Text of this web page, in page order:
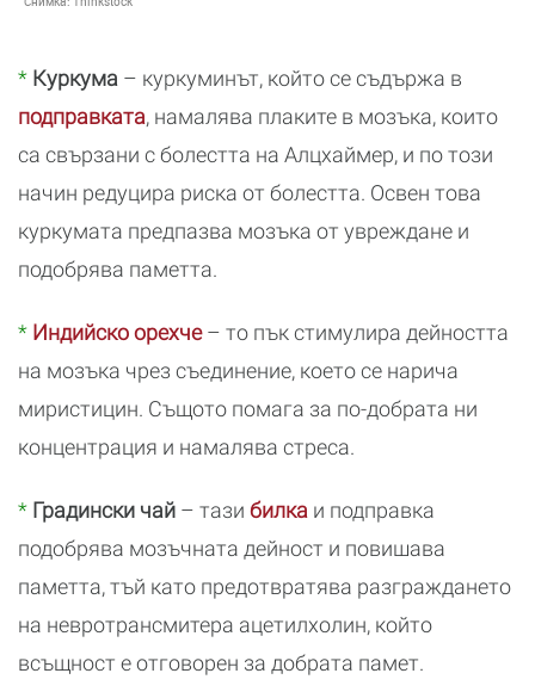
* Куркума – куркуминът, който се съдържа в
подправката, намалява плаките в мозъка, които
са свързани с болестта на Алцхаймер, и по този
начин редуцира риска от болестта. Освен това
куркумата предпазва мозъка от увреждане и
подобрява паметта.
* Индийско орехче– то пък стимулира дейността
на мозъка чрез съединение, което се нарича
миристицин. Същото помага за по-добрата ни
концентрация и намалява стреса.
* Градински чай – тази билка и подправка
подобрява мозъчната дейност и повишава
паметта, тъй като предотвратява разграждането
на невротрансмитера ацетилхолин, който
всъщност е отговорен за добрата памет.